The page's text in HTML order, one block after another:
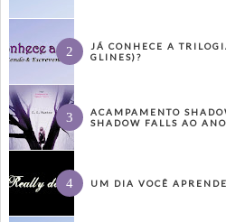
JÁ CONHECE A
GLINES)?
ACAMPAMENTO
SHADOW FALLS AO
UM DIA VOCÊ